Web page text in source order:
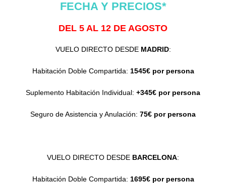
FECHA Y PRECIOS*
DEL 5 AL 12 DE AGOSTO
VUELO DIRECTO DESDE MADRID:
Habitación Doble Compartida: 1545€ por persona
Suplemento Habitación Individual: +345€ por persona
Seguro de Asistencia y Anulación: 75€ por persona
VUELO DIRECTO DESDE BARCELONA:
Habitación Doble Compartida: 1695€ por persona